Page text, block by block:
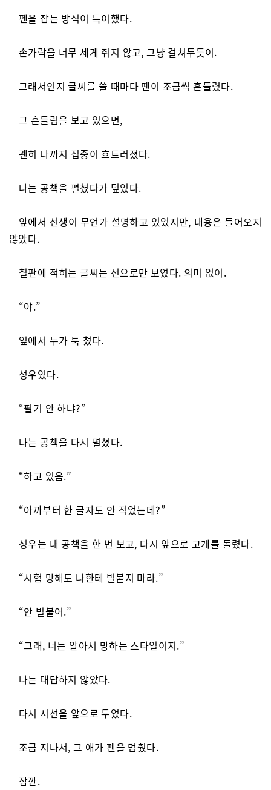
펜을 잡는 방식이 특이했다.
손가락을 너무 세게 쥐지 않고, 그냥 걸쳐두듯이.
그래서인지 글씨를 쓸 때마다 펜이 조금씩 흔들렸다.
그 흔들림을 보고 있으면,
괜히 나까지 집중이 흐트러졌다.
나는 공책을 펼쳤다가 덮었다.
앞에서 선생이 무언가 설명하고 있었지만, 내용은 들어오지
않았다.
칠판에 적히는 글씨는 선으로만 보였다. 의미 없이.
“야.”
옆에서 누가 툭 쳤다.
성우였다.
“필기 안 하냐?”
나는 공책을 다시 펼쳤다.
“하고 있음.”
“아까부터 한 글자도 안 적었는데?”
성우는 내 공책을 한 번 보고, 다시 앞으로 고개를 돌렸다.
“시험 망해도 나한테 빌붙지 마라.”
“안 빌붙어.”
“그래, 너는 알아서 망하는 스타일이지.”
나는 대답하지 않았다.
다시 시선을 앞으로 두었다.
조금 지나서, 그 애가 펜을 멈췄다.
잠깐.